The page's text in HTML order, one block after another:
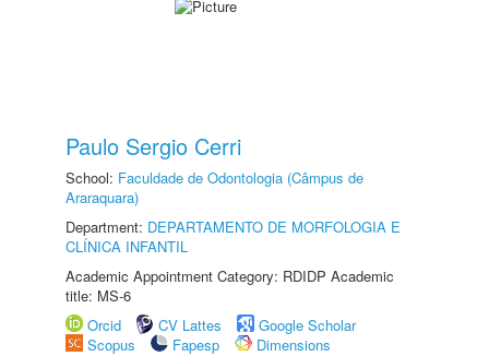
Paulo Sergio Cerri
School: Faculdade de Odontologia (Câmpus de
Araraquara)
Department: DEPARTAMENTO DE MORFOLOGIA E
CLÍNICA INFANTIL
Academic Appointment Category: RDIDP Academic
title: MS-6
Orcid
CV Lattes
Google Scholar
Scopus
Fapesp
Dimensions